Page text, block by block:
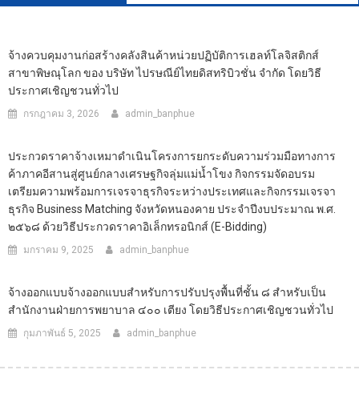
จ้างควบคุมงานก่อสร้างคลังสินค้าหน่วยปฏิบัติการเฮลท์โลจิสติกส์
สาขาพิษณุโลก ของ บริษัท ไปรษณีย์ไทยดิสทริบิวชั่น จำกัด โดยวิธี
ประกาศเชิญชวนทั่วไป
กรกฎาคม 3, 2026 admin_banphue
ประกวดราคาจ้างเหมาดำเนินโครงการยกระดับความร่วมมือทางการ
ค้าภาคอีสานสู่ศูนย์กลางเศรษฐกิจลุ่มแม่น้ำโขง กิจกรรมจัดอบรม
เตรียมความพร้อมการเจรจาธุรกิจระหว่างประเทศและกิจกรรมเจรจา
ธุรกิจ Business Matching จังหวัดหนองคาย ประจำปีงบประมาณ พ.ศ.
๒๕๖๘ ด้วยวิธีประกวดราคาอิเล็กทรอนิกส์ (e-Bidding)
มกราคม 9, 2025 admin_banphue
จ้างออกแบบจ้างออกแบบสำหรับการปรับปรุงพื้นที่ชั้น ๘ สำหรับเป็น
สำนักงานฝ่ายการพยาบาล ๔๐๐ เตียง โดยวิธีประกาศเชิญชวนทั่วไป
กุมภาพันธ์ 5, 2025 admin_banphue